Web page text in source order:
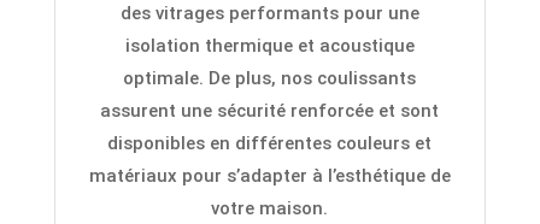
des vitrages performants pour une
isolation thermique et acoustique
optimale. De plus, nos coulissants
assurent une sécurité renforcée et sont
disponibles en différentes couleurs et
matériaux pour s’adapter à l’esthétique de
votre maison.